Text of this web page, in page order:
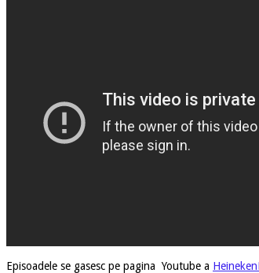
Episoadele se gasesc pe pagina Youtube a